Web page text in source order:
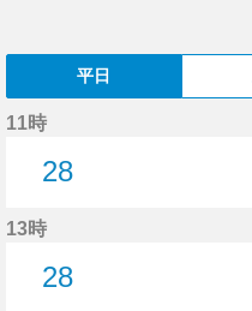
平日
11時
28
13時
28